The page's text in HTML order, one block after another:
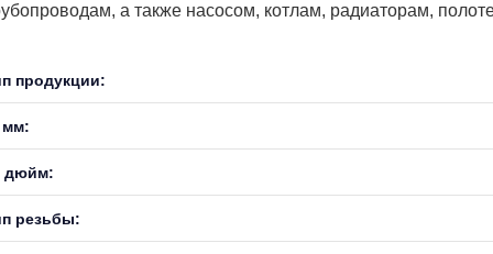
а также насосом, котлам, радиаторам,
продукции:
мм:
дюйм:
резьбы: